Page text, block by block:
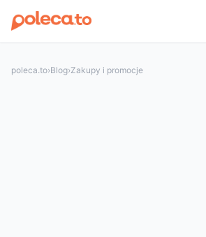
poleca.to›Blog›Zakupy i promocje